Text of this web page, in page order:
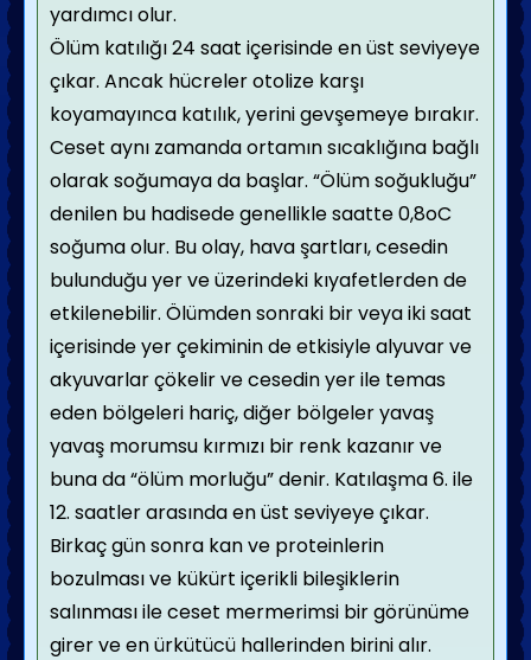
yardımcı olur.
Ölüm katılığı 24 saat içerisinde en üst seviyeye
çıkar. Ancak hücreler otolize karşı
koyamayınca katılık, yerini gevşemeye bırakır.
Ceset aynı zamanda ortamın sıcaklığına bağlı
olarak soğumaya da başlar. “Ölüm soğukluğu”
denilen bu hadisede genellikle saatte 0,8oC
soğuma olur. Bu olay, hava şartları, cesedin
bulunduğu yer ve üzerindeki kıyafetlerden de
etkilenebilir. Ölümden sonraki bir veya iki saat
içerisinde yer çekiminin de etkisiyle alyuvar ve
akyuvarlar çökelir ve cesedin yer ile temas
eden bölgeleri hariç, diğer bölgeler yavaş
yavaş morumsu kırmızı bir renk kazanır ve
buna da “ölüm morluğu” denir. Katılaşma 6. ile
12. saatler arasında en üst seviyeye çıkar.
Birkaç gün sonra kan ve proteinlerin
bozulması ve kükürt içerikli bileşiklerin
salınması ile ceset mermerimsi bir görünüme
girer ve en ürkütücü hallerinden birini alır.